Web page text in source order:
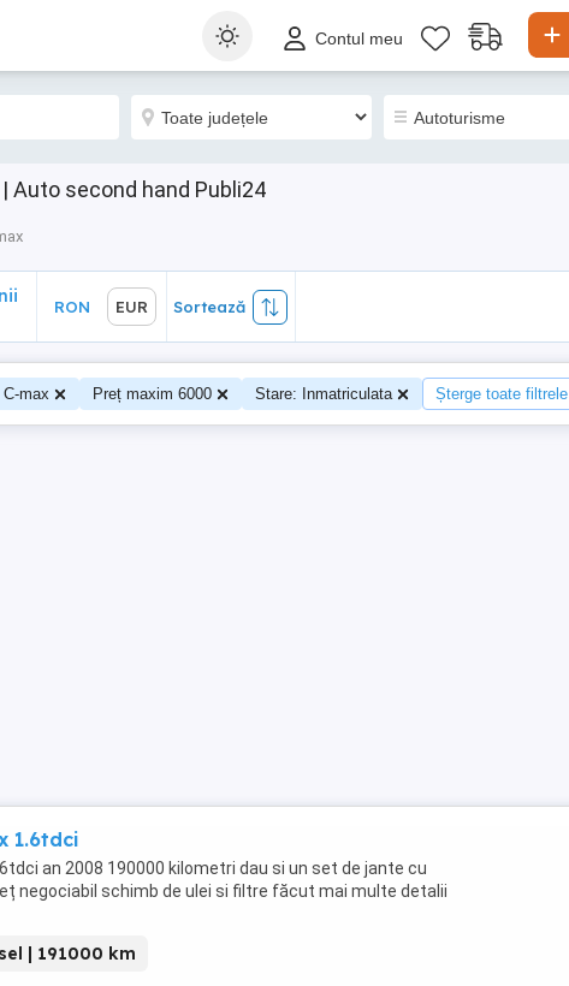
Contul meu
Auto second hand Publi24
Sortează
RON EUR Sortează
C-max Preț maxim 6000 Stare: Inmatriculata Șterge toate filtrele
1.6tdci
an 2008 190000 kilometri dau si un set de jante cu
negociabil schimb de ulei si filtre făcut mai multe detalii
| 191000 km